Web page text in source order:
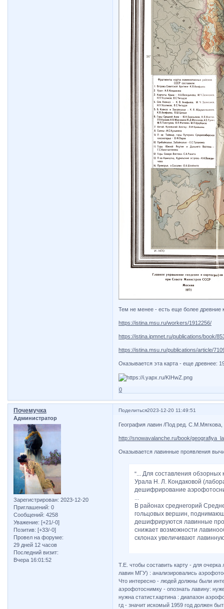
Тем не менее - есть еще более древние
https://istina.msu.ru/workers/1912256/
https://istina.ipmnet.ru/publications/book/
https://istina.msu.ru/publications/article/
Оказывается эта карта - еще древнее:
0
Поделиться2023-12-20 11:49:51
Почемучка
Администратор
Зарегистрирован: 2023-12-20
Приглашений: 0
Сообщений: 4258
Уважение: [+21/-0]
Позитив: [+33/-0]
Провел на форуме:
29 дней 12 часов
Последний визит:
Вчера 16:01:52
География лавин /Под ред.
http://snowavalanche.ru/book/
Оказывается лавинные проявления
"... Для составления обзорных
Урала Н. Л. Кондаковой
дешифрирование
В районах среднегорий
гольцовых вершин,
дешифрируются лавинные
снижает возможности
склонах увеличивают
Т.Е. чтобы составить карту - для
лавин МГУ) : анализировались
Что интересно - людей должны были
аэрофотоснимку - опознать лавину:
нужна статист.картина : диапазон
гд - значит искомый 1959 год должен